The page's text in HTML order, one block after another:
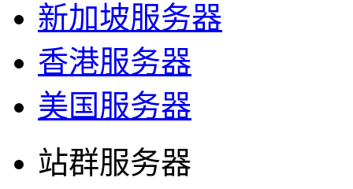
新加坡服务器
香港服务器
美国服务器
站群服务器